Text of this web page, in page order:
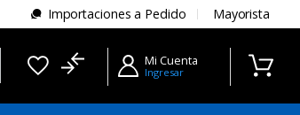
Importaciones a Pedido Mayorista
Mi Cuenta
Ingresar